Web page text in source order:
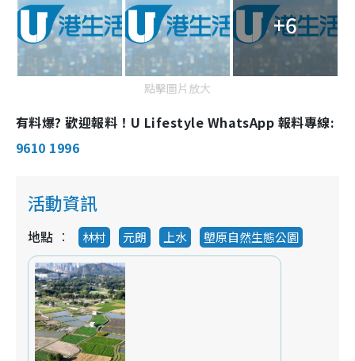
+6
點擊圖片放大
有料爆? 歡迎報料！U Lifestyle WhatsApp 報料專線:
9610 1996
活動資訊
地點 林村 元朗 上水 塱原自然生態公園